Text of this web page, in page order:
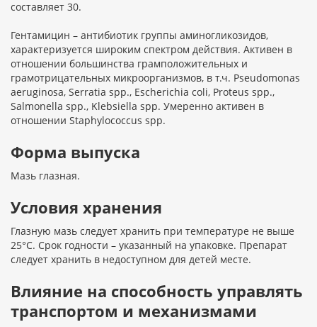
составляет 30.
Гентамицин – антибиотик группы аминогликозидов,
характеризуется широким спектром действия. Активен в
отношении большинства грамположительных и
грамотрицательных микроорганизмов, в т.ч. Pseudomonas
aeruginosa, Serratia spp., Escherichia coli, Proteus spp.,
Salmonella spp., Klebsiella spp. Умеренно активен в
отношении Staphylococcus spp.
Форма выпуска
Мазь глазная.
Условия хранения
Глазную мазь следует хранить при температуре не выше
25°С. Срок годности – указанный на упаковке. Препарат
следует хранить в недоступном для детей месте.
Влияние на способность управлять
транспортом и механизмами